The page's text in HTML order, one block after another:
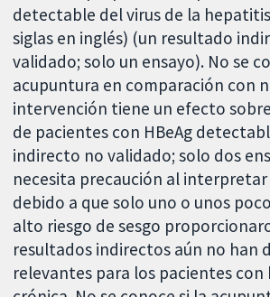
detectable del virus de la hepatitis
siglas en inglés) (un resultado
validado; solo un ensayo). No se
acupuntura en comparación con
intervención tiene un efecto
de pacientes con HBeAg
indirecto no validado; solo dos
necesita precaución al
debido a que solo uno o unos
alto riesgo de sesgo
resultados indirectos aún no han
relevantes para los pacientes